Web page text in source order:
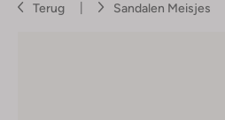
Terug Sandalen Meisjes